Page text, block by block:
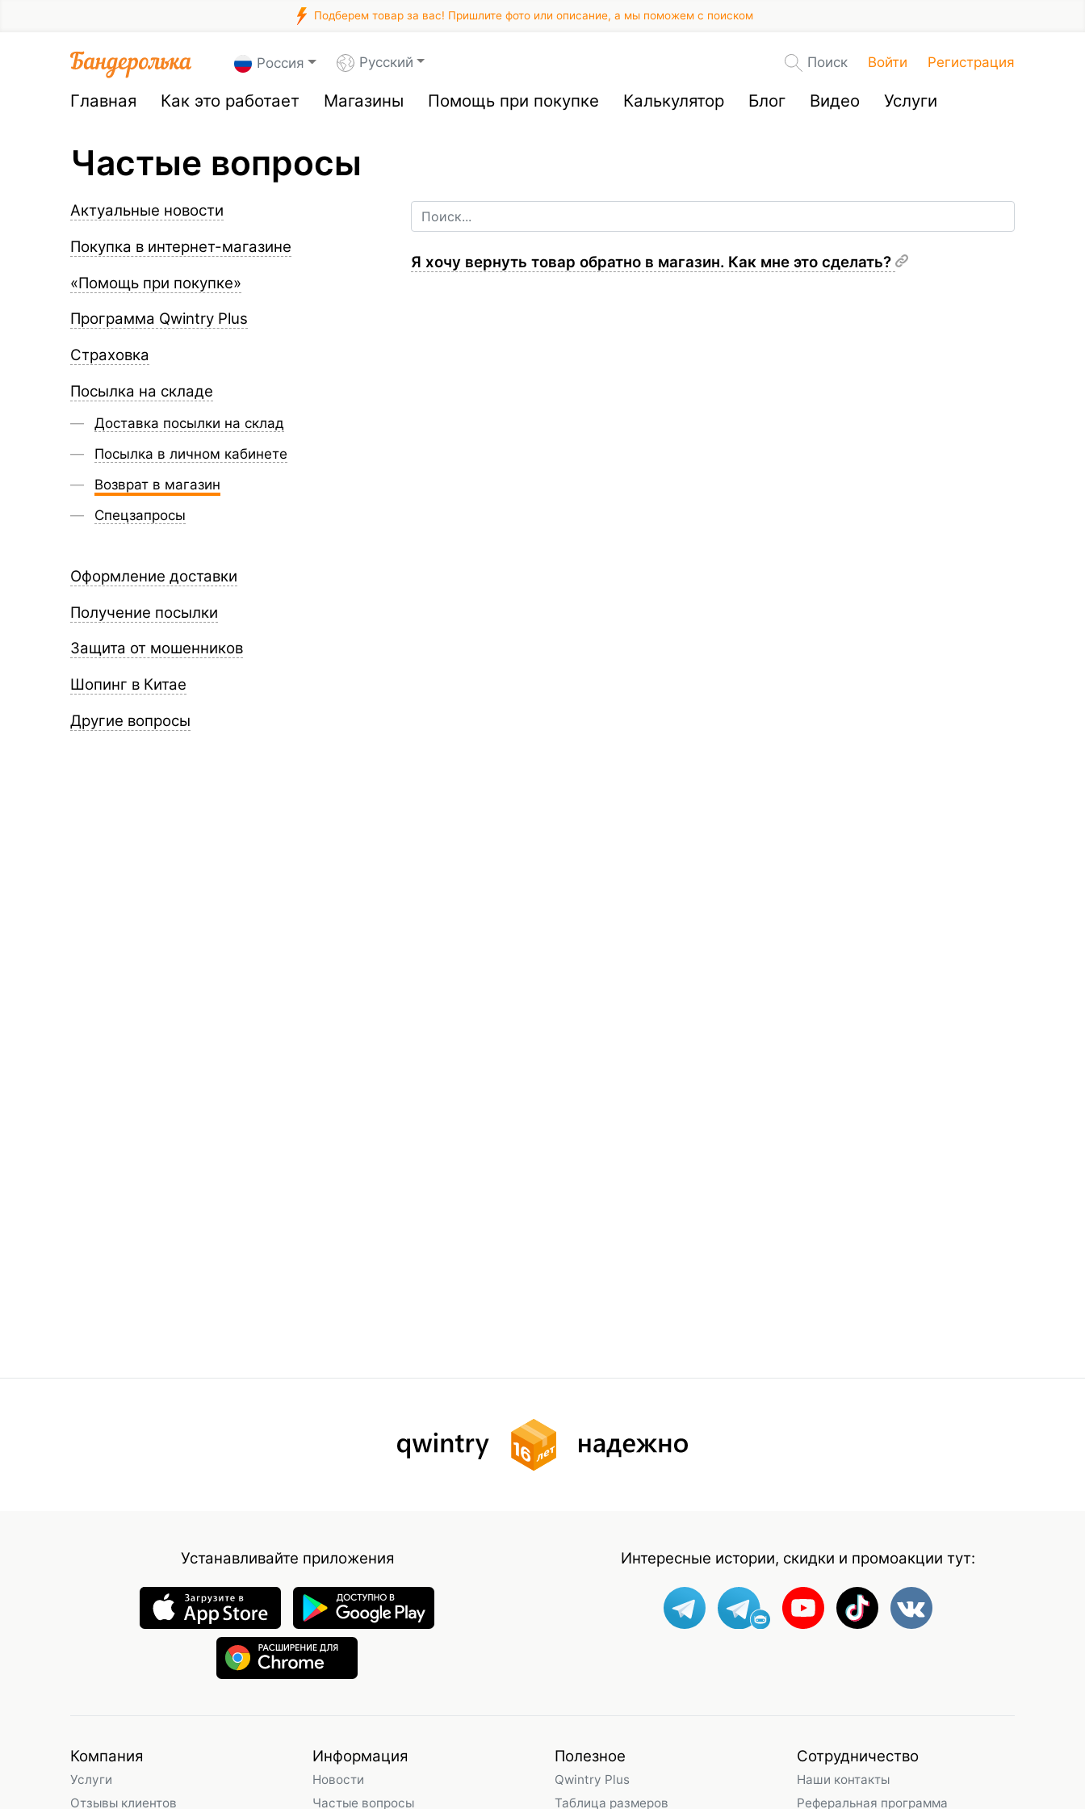
Подберем товар за вас! Пришлите фото или описание, а мы поможем с поиском
Россия Русский Поиск Войти Регистрация
Главная Как это работает Магазины Помощь при покупке Калькулятор Блог Видео Услуги
Частые вопросы
Актуальные новости
Покупка в интернет-магазине
«Помощь при покупке»
Программа Qwintry Plus
Страховка
Посылка на складе
Доставка посылки на склад
Посылка в личном кабинете
Возврат в магазин
Спецзапросы
Оформление доставки
Получение посылки
Защита от мошенников
Шопинг в Китае
Другие вопросы
​Я хочу вернуть товар обратно в магазин. Как мне это сделать?
Устанавливайте приложения Интересные истории, скидки и промоакции тут:
Компания
Услуги
Отзывы клиентов
Информация
Новости
Частые вопросы
Полезное
Qwintry Plus
Таблица размеров
Сотрудничество
Наши контакты
Реферальная программа